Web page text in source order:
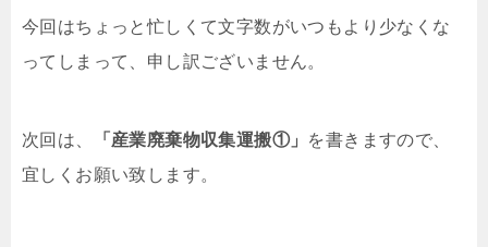
今回はちょっと忙しくて文字数がいつもより少なくな
ってしまって、申し訳ございません。
次回は、 「産業廃棄物収集運搬①」 を書きますので、
宜しくお願い致します。